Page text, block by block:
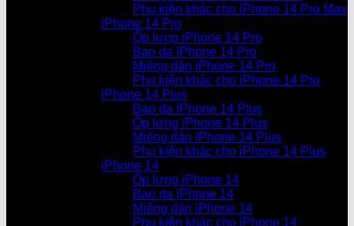
Phụ kiện khác cho iPhone 14 Pro Max
iPhone 14 Pro
Ốp lưng iPhone 14 Pro
Bao da iPhone 14 Pro
Miếng dán iPhone 14 Pro
Phụ kiện khác cho iPhone 14 Pro
iPhone 14 Plus
Bao da iPhone 14 Plus
Ốp lưng iPhone 14 Plus
Miếng dán iPhone 14 Plus
Phụ kiện khác cho iPhone 14 Plus
iPhone 14
Ốp lưng iPhone 14
Bao da iPhone 14
Miếng dán iPhone 14
Phụ kiện khác cho iPhone 14